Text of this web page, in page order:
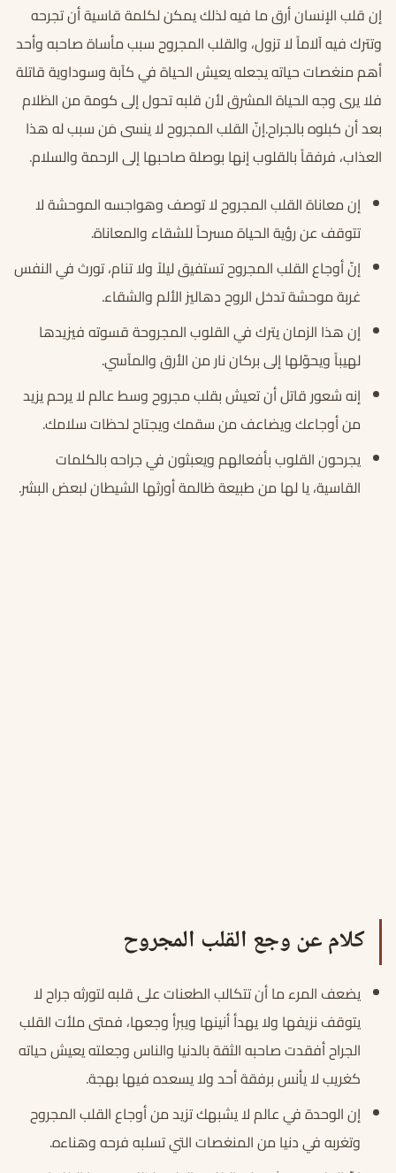
إن قلب الإنسان أرق ما فيه لذلك يمكن لكلمة قاسية أن تجرحه
وتترك فيه آلاماً لا تزول، والقلب المجروح سبب مأساة صاحبه وأحد
أهم منغصات حياته يجعله يعيش الحياة في كآبة وسوداوية قاتلة
فلا يرى وجه الحياة المشرق لأن قلبه تحول إلى كومة من الظلام
بعد أن كبلوه بالجراح.إنّ القلب المجروح لا ينسى مَن سبب له هذا
العذاب، فرفقاً بالقلوب إنها بوصلة صاحبها إلى الرحمة والسلام.
إن معاناة القلب المجروح لا توصف وهواجسه الموحشة لا
تتوقف عن رؤية الحياة مسرحاً للشقاء والمعاناة.
إنّ أوجاع القلب المجروح تستفيق ليلاً ولا تنام، تورث في النفس
غربة موحشة تدخل الروح دهاليز الألم والشقاء.
إن هذا الزمان يترك في القلوب المجروحة قسوته فيزيدها
لهيباً ويحوّلها إلى بركان نار من الأرق والمآسي.
إنه شعور قاتل أن تعيش بقلب مجروح وسط عالم لا يرحم يزيد
من أوجاعك ويضاعف من سقمك ويجتاح لحظات سلامك.
يجرحون القلوب بأفعالهم ويعبثون في جراحه بالكلمات
القاسية، يا لها من طبيعة ظالمة أورثها الشيطان لبعض البشر.
كلام عن وجع القلب المجروح
يضعف المرء ما أن تتكالب الطعنات على قلبه لتورثه جراح لا
يتوقف نزيفها ولا يهدأ أنينها ويبرأ وجعها، فمتى ملأت القلب
الجراح أفقدت صاحبه الثقة بالدنيا والناس وجعلته يعيش حياته
كغريب لا يأنس برفقة أحد ولا يسعده فيها بهجة.
إن الوحدة في عالم لا يشبهك تزيد من أوجاع القلب المجروح
وتغربه في دنيا من المنغصات التي تسلبه فرحه وهناءه.